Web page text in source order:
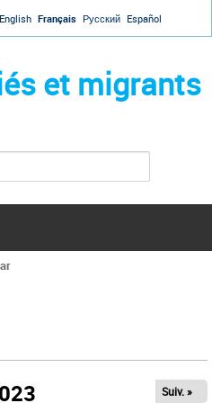
navigation
English Français Русский Español
et migrants
Suiv. »